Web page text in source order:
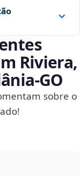
Riviera,
sobre o